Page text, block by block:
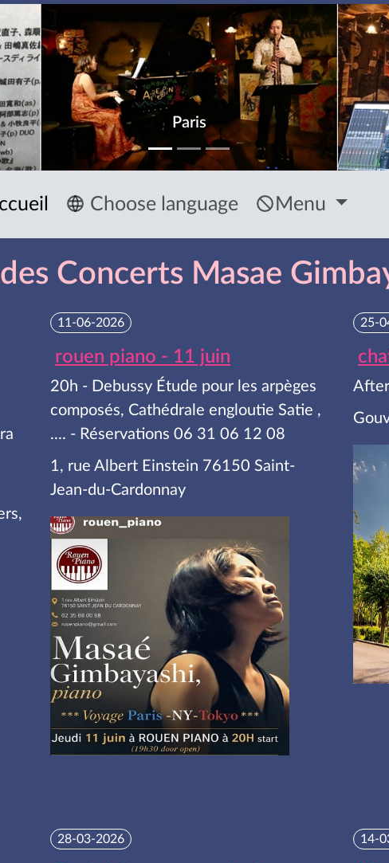
Paris
Choose language Menu
Concerts Masae
11-06-2026
rouen piano - 11 juin
20h - Debussy Étude pour les arpèges
composés, Cathédrale engloutie Satie ,
.... - Réservations 06 31 06 12 08
1, rue Albert Einstein 76150 Saint-
Jean-du-Cardonnay
25-
28-03-2026 14-